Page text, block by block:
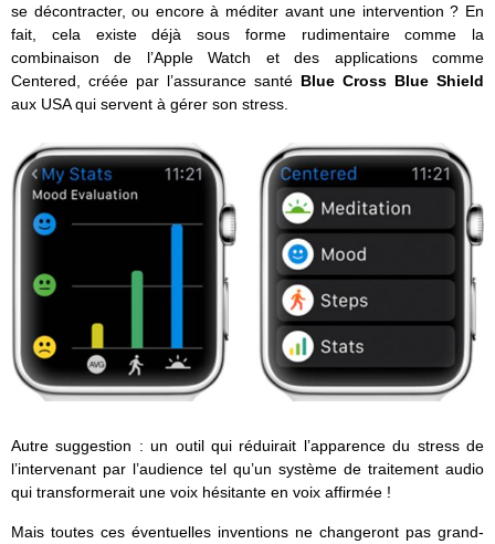
se décontracter, ou encore à méditer avant une intervention ? En
fait, cela existe déjà sous forme rudimentaire comme la
combinaison de l’Apple Watch et des applications comme
Centered, créée par l’assurance santé Blue Cross Blue Shield
aux USA qui servent à gérer son stress.
Autre suggestion : un outil qui réduirait l’apparence du stress de
l’intervenant par l’audience tel qu’un système de traitement audio
qui transformerait une voix hésitante en voix affirmée !
Mais toutes ces éventuelles inventions ne changeront pas grand-